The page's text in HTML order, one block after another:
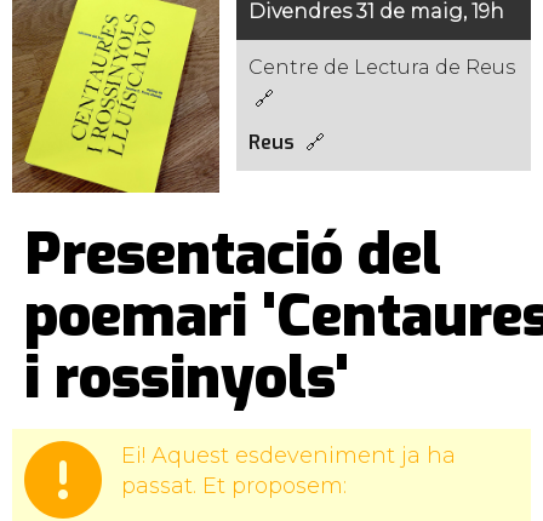
Divendres 31 de maig, 19h
Centre de Lectura de Reus
Reus
Presentació del
poemari
i rossinyols'
Ei! Aquest esdeveniment ja ha
passat. Et proposem: